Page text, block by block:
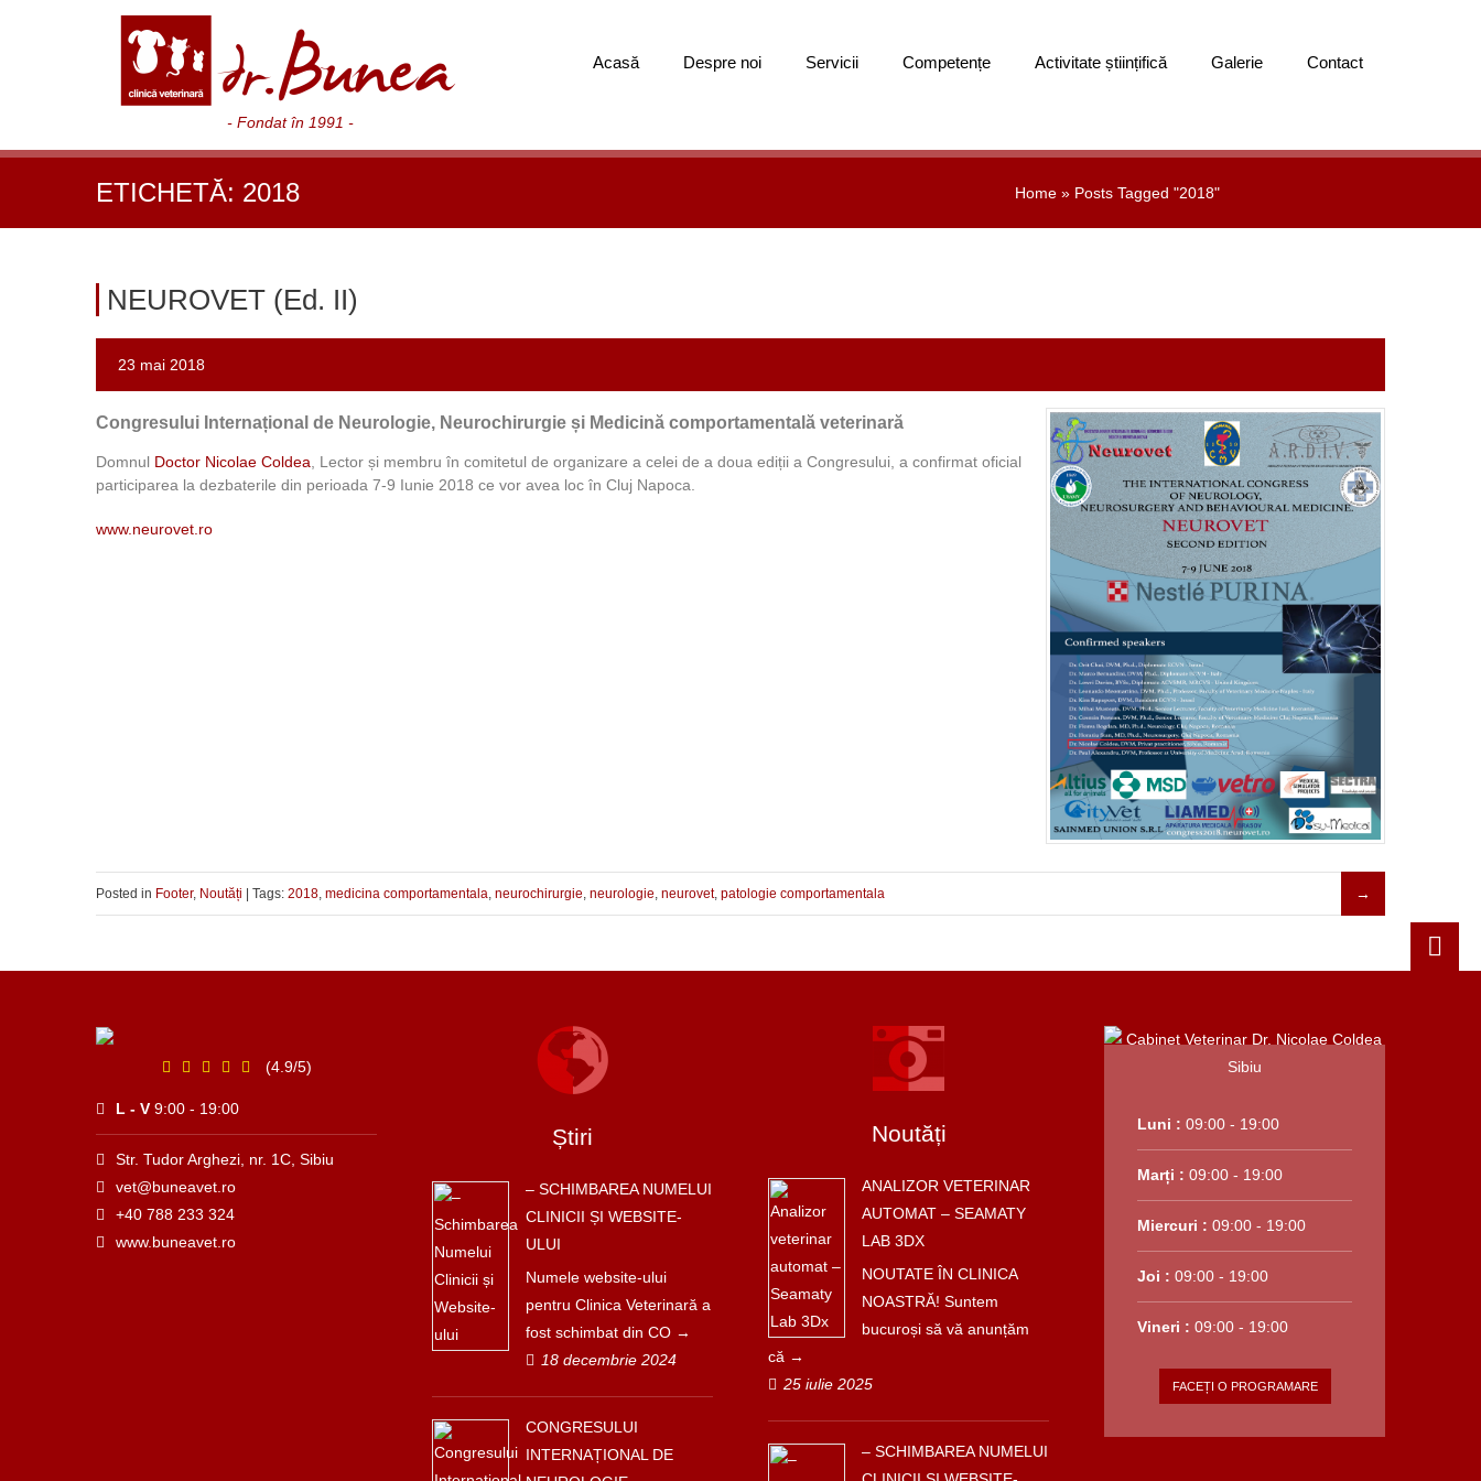
- Fondat în 1991 -
Acasă Despre noi Servicii Competențe Activitate științifică Galerie Contact
ETICHETĂ: 2018 Home » Posts Tagged "2018"
NEUROVET (Ed. II)
23 mai 2018
Congresului Internațional de Neurologie, Neurochirurgie și Medicină comportamentală veterinară
Domnul Doctor Nicolae Coldea , Lector și membru în comitetul de organizare a celei de a doua ediții a Congresului, a confirmat oficial
participarea la dezbaterile din perioada 7-9 Iunie 2018 ce vor avea loc în Cluj Napoca.
www.neurovet.ro
Posted in Footer, Noutăți | Tags: 2018, medicina comportamentala, neurochirurgie, neurologie, neurovet, patologie comportamentala
(4.9/5)
L - V 9:00 - 19:00
Str. Tudor Arghezi, nr. 1C, Sibiu
vet@buneavet.ro
+40 788 233 324
www.buneavet.ro
Știri
– SCHIMBAREA NUMELUI
CLINICII ȘI WEBSITE-
ULUI
Numele website-ului
pentru Clinica Veterinară a
fost schimbat din CO
18 decembrie 2024
CONGRESULUI
INTERNAȚIONAL DE
Noutăți
ANALIZOR VETERINAR
AUTOMAT – SEAMATY
LAB 3DX
NOUTATE ÎN CLINICA
NOASTRĂ! Suntem
bucuroși să vă anunțăm
că
25 iulie 2025
– SCHIMBAREA NUMELUI
Luni : 09:00 - 19:00
Marți : 09:00 - 19:00
Miercuri : 09:00 - 19:00
Joi : 09:00 - 19:00
Vineri : 09:00 - 19:00
FACEȚI O PROGRAMARE